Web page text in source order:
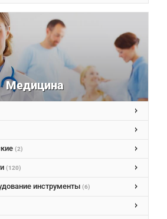
Медицина
(2)
(120)
инструменты (6)